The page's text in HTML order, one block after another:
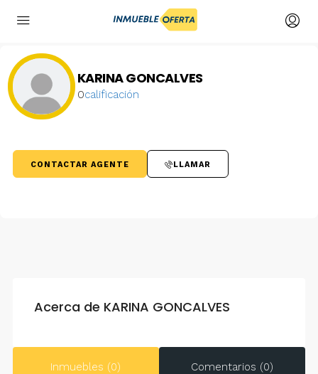
KARINA GONCALVES
0calificación
CONTACTAR AGENTE LLAMAR
Acerca de KARINA GONCALVES
Inmuebles (0) Comentarios (0)